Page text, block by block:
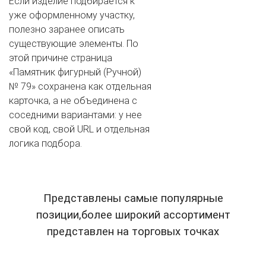
уже оформленному участку,
полезно заранее описать
существующие элементы. По
этой причине страница
«Памятник фигурный (Ручной)
№ 79» сохранена как отдельная
карточка, а не объединена с
соседними вариантами: у нее
свой код, свой URL и отдельная
логика подбора.
Представлены самые популярные
позиции,более широкий ассортимент
представлен на торговых точках